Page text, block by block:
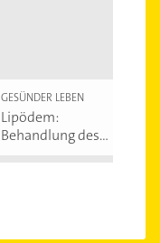
GESÜNDER LEBEN
Lipödem:
Behandlung des